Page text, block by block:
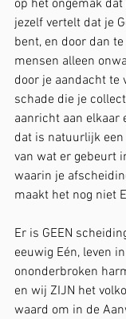
op het ongemak
jezelf vertelt dat je
bent, en door dan
mensen alleen
door je aandacht te
schade die je
aanricht aan elkaar
dat is natuurlijk
van wat er gebeurt
waarin je
maakt het nog niet
Er is GEEN
eeuwig Eén, leven
ononderbroken
en wij ZIJN het
waard om in de